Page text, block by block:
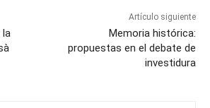
la
Artículo siguiente
Memoria histórica:
propuestas en el debate de
investidura